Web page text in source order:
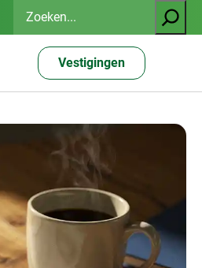
Zoeken
Vestigingen